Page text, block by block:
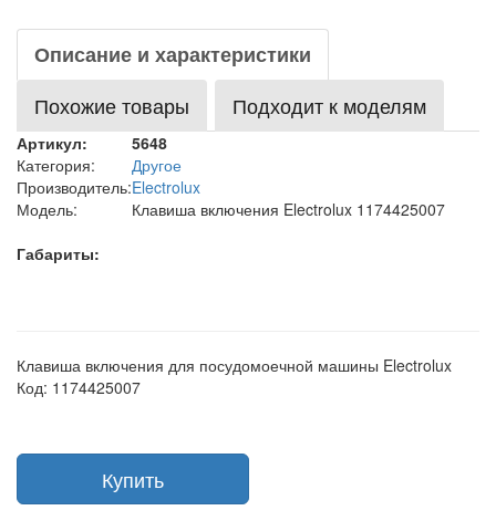
Описание и характеристики
Похожие товары
Подходит к моделям
Артикул:
5648
Категория:
Другое
Производитель:Electrolux
Модель:
Клавиша включения Electrolux 1174425007
Габариты:
Клавиша включения для посудомоечной машины Electrolux
Код: 1174425007